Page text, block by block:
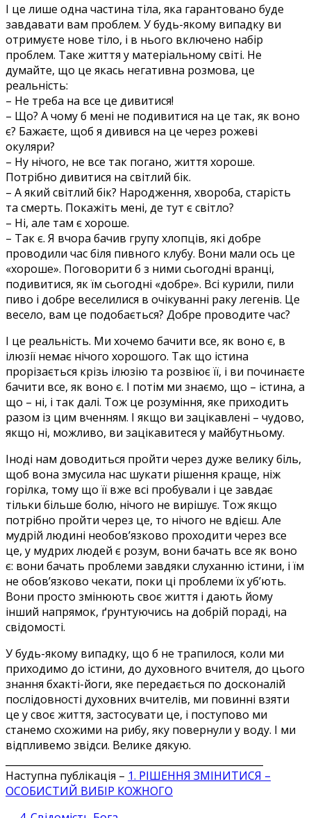
І це лише одна частина тіла, яка гарантовано буде
завдавати вам проблем. У будь-якому випадку ви
отримуєте нове тіло, і в нього включено набір
проблем. Таке життя у матеріальному світі. Не
думайте, що це якась негативна розмова, це
реальність:
– Не треба на все це дивитися!
– Що? А чому б мені не подивитися на це так, як воно
є? Бажаєте, щоб я дивився на це через рожеві
окуляри?
– Ну нічого, не все так погано, життя хороше.
Потрібно дивитися на світлий бік.
– А який світлий бік? Народження, хвороба, старість
та смерть. Покажіть мені, де тут є світло?
– Ні, але там є хороше.
– Так є. Я вчора бачив групу хлопців, які добре
проводили час біля пивного клубу. Вони мали ось це
«хороше». Поговорити б з ними сьогодні вранці,
подивитися, як їм сьогодні «добре». Всі курили, пили
пиво і добре веселилися в очікуванні раку легенів. Це
весело, вам це подобається? Добре проводите час?
І це реальність. Ми хочемо бачити все, як воно є, в
ілюзії немає нічого хорошого. Так що істина
прорізається крізь ілюзію та розвіює її, і ви починаєте
бачити все, як воно є. І потім ми знаємо, що – істина, а
що – ні, і так далі. Тож це розуміння, яке приходить
разом із цим вченням. І якщо ви зацікавлені – чудово,
якщо ні, можливо, ви зацікавитеся у майбутньому.
Іноді нам доводиться пройти через дуже велику біль,
щоб вона змусила нас шукати рішення краще, ніж
горілка, тому що її вже всі пробували і це завдає
тільки більше болю, нічого не вирішує. Тож якщо
потрібно пройти через це, то нічого не вдієш. Але
мудрій людині необов’язково проходити через все
це, у мудрих людей є розум, вони бачать все як воно
є: вони бачать проблеми завдяки слуханню істини, і їм
не обов’язково чекати, поки ці проблеми їх уб’ють.
Вони просто змінюють своє життя і дають йому
інший напрямок, ґрунтуючись на добрій пораді, на
свідомості.
У будь-якому випадку, що б не трапилося, коли ми
приходимо до істини, до духовного вчителя, до цього
знання бхакті-йоги, яке передається по досконалій
послідовності духовних вчителів, ми повинні взяти
це у своє життя, застосувати це, і поступово ми
станемо схожими на рибу, яку повернули у воду. І ми
відпливемо звідси. Велике дякую.
Наступна публікація – 1. РІШЕННЯ ЗМІНИТИСЯ –
ОСОБИСТИЙ ВИБІР КОЖНОГО